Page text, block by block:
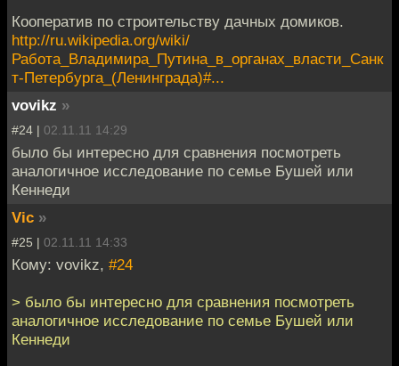
Кооператив по строительству дачных домиков.
http://ru.wikipedia.org/wiki/
Работа_Владимира_Путина_в_органах_власти_Санк
т-Петербурга_(Ленинграда)#...
vovikz »
#24 | 02.11.11 14:29
было бы интересно для сравнения посмотреть
аналогичное исследование по семье Бушей или
Кеннеди
Vic »
#25 | 02.11.11 14:33
Кому: vovikz, #24
> было бы интересно для сравнения посмотреть
аналогичное исследование по семье Бушей или
Кеннеди